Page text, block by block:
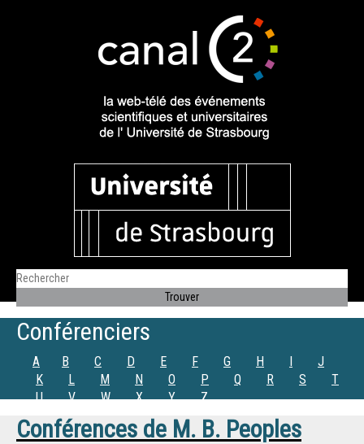
Conférenciers
A B C D E F G H I
J
K
L M N O P Q R S
T
U
V W X Y Z
Conférences de M. B. Peoples